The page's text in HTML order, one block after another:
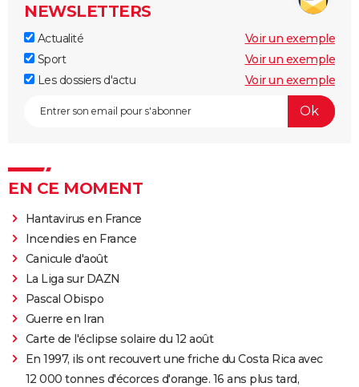
NEWSLETTERS
Actualité
Voir un exemple
Sport
Voir un exemple
Les dossiers d'actu
Voir un exemple
EN CE MOMENT
Hantavirus en France
Incendies en France
Canicule d'août
La Liga sur DAZN
Pascal Obispo
Guerre en Iran
Carte de l'éclipse solaire du 12 août
En 1997, ils ont recouvert une friche du Costa Rica avec
12 000 tonnes d'écorces d'orange. 16 ans plus tard,